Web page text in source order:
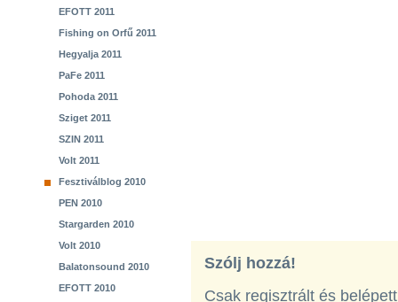
EFOTT 2011
Fishing on Orfű 2011
Hegyalja 2011
PaFe 2011
Pohoda 2011
Sziget 2011
SZIN 2011
Volt 2011
Fesztiválblog 2010
PEN 2010
Stargarden 2010
Volt 2010
Balatonsound 2010
EFOTT 2010
Szólj hozzá!
Csak regisztrált és